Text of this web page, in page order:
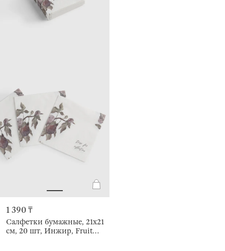
1 390 ₸
Салфетки бумажные, 21х21
см, 20 шт, Инжир, Fruit